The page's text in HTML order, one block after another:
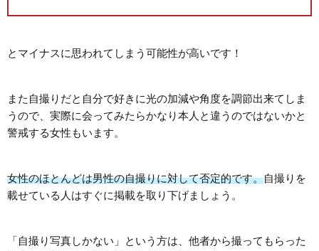
とマイナスに思われてしまう可能性が高いです！
また自撮りだと自分で好きに光の加減や角度を調節出来てしま
うので、実際に会ってみたらかなり本人と違うのではないかと
警戒する女性もいます。
女性のほとんどは男性の自撮りに対して否定的です。自撮りを
載せている人はすぐに掲載を取り下げましょう。
「自撮り写真しかない」という方は、他者から撮ってもらった